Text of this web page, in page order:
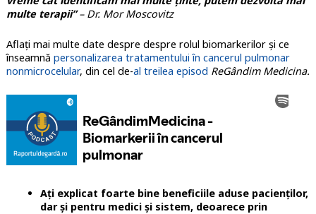
multe terapii”– Dr. Mor Moscovitz
Aflați mai multe date despre despre rolul biomarkerilor și ce
înseamnă personalizarea tratamentului în cancerul pulmonar
nonmicrocelular, din cel de-al treilea episod ReGândim Medicina.
Ați explicat foarte bine beneficiile aduse pacienților,
dar și pentru medici și sistem, deoarece prin